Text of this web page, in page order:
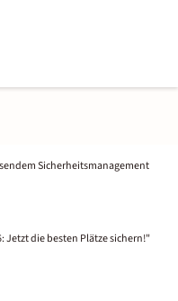
Sicherheitsmanagement
die besten Plätze sichern!"